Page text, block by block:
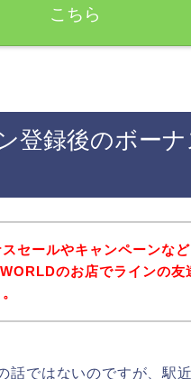
こちら
登録後のボー
セールやキャンペーンな
のお店でラインの友
話ではないのですが、駅